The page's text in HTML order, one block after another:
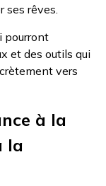
rêves.
pourront
et des outils qui
vers
à la
la